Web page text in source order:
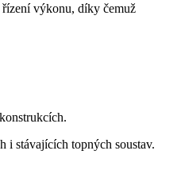
řízení výkonu, díky čemuž
i stávajících topných soustav.